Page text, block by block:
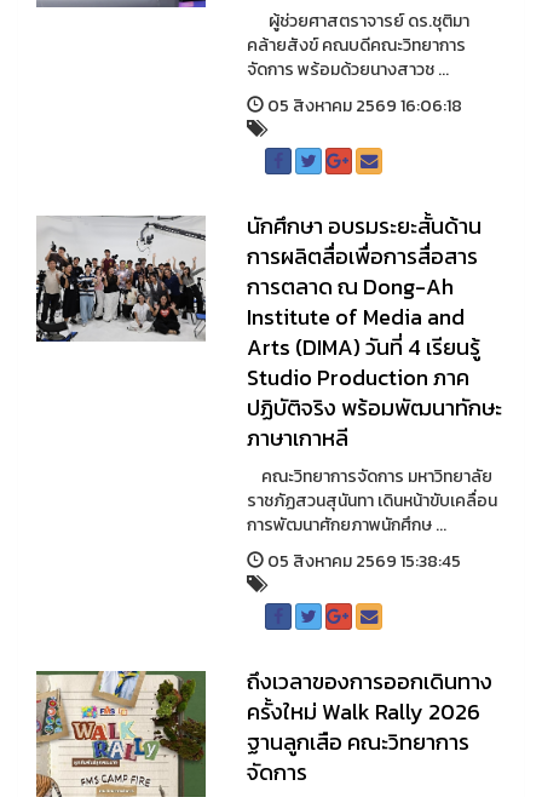
ผู้ช่วยศาสตราจารย์ ดร.ชุติมา
คล้ายสังข์ คณบดีคณะวิทยาการ
จัดการ พร้อมด้วยนางสาวช ...
05 สิงหาคม 2569 16:06:18
นักศึกษา อบรมระยะสั้นด้าน
การผลิตสื่อเพื่อการสื่อสาร
การตลาด ณ Dong-Ah
Institute of Media and
Arts (DIMA) วันที่ 4 เรียนรู้
Studio Production ภาค
ปฏิบัติจริง พร้อมพัฒนาทักษะ
ภาษาเกาหลี
คณะวิทยาการจัดการ มหาวิทยาลัย
ราชภัฏสวนสุนันทา เดินหน้าขับเคลื่อน
การพัฒนาศักยภาพนักศึกษ ...
05 สิงหาคม 2569 15:38:45
ถึงเวลาของการออกเดินทาง
ครั้งใหม่ Walk Rally 2026
ฐานลูกเสือ คณะวิทยาการ
จัดการ